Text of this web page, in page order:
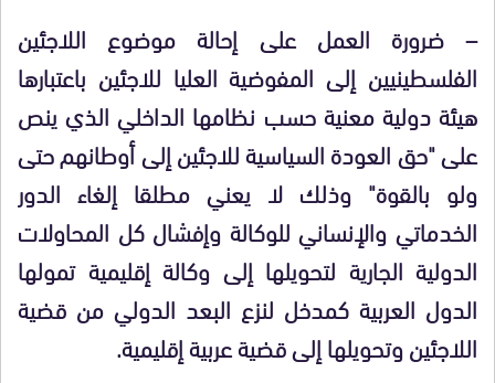
– ضرورة العمل على إحالة موضوع اللاجئين
الفلسطينيين إلى المفوضية العليا للاجئين باعتبارها
هيئة دولية معنية حسب نظامها الداخلي الذي ينص
على "حق العودة السياسية للاجئين إلى أوطانهم حتى
ولو بالقوة" وذلك لا يعني مطلقا إلغاء الدور
الخدماتي والإنساني للوكالة وإفشال كل المحاولات
الدولية الجارية لتحويلها إلى وكالة إقليمية تمولها
الدول العربية كمدخل لنزع البعد الدولي من قضية
اللاجئين وتحويلها إلى قضية عربية إقليمية.